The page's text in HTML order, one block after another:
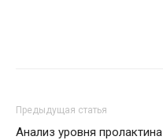
Предыдущая статья
Анализ уровня